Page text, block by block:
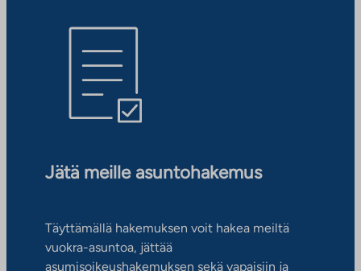
Jätä meille asuntohakemus
Täyttämällä hakemuksen voit hakea meiltä
vuokra-asuntoa, jättää
asumisoikeushakemuksen sekä vapaisiin ja